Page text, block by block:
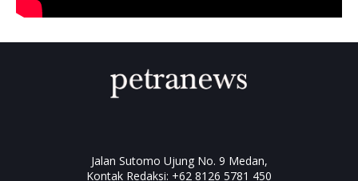
Jalan Sutomo Ujung No. 9 Medan,
Kontak Redaksi: +62 8126 5781 450